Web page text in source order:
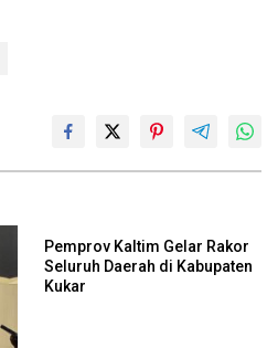
Pemprov Kaltim Gelar Rakor
Seluruh Daerah di Kabupaten
Kukar